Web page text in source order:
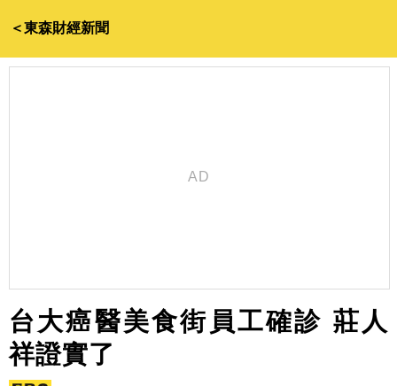
＜東森財經新聞
台大癌醫美食街員工確診 莊人
祥證實了